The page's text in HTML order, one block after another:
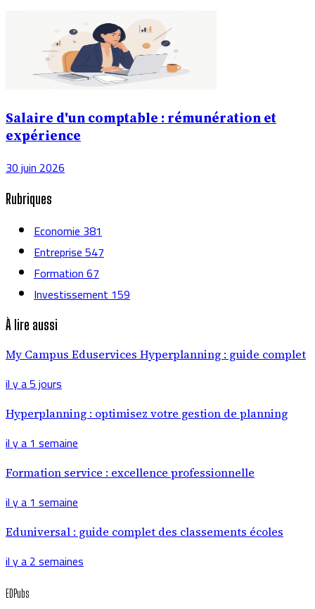
Salaire d'un comptable : rémunération et
expérience
30 juin 2026
Rubriques
Economie381
Entreprise547
Formation67
Investissement159
À lire aussi
My Campus Eduservices Hyperplanning : guide complet
il y a 5 jours
Hyperplanning : optimisez votre gestion de planning
il y a 1 semaine
Formation service : excellence professionnelle
il y a 1 semaine
Eduniversal : guide complet des classements écoles
il y a 2 semaines
EDPubs